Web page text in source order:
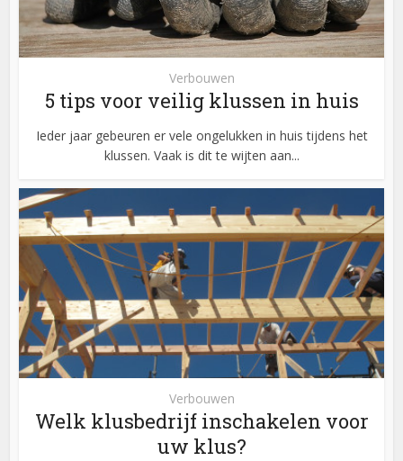
Verbouwen
5 tips voor veilig klussen in huis
Ieder jaar gebeuren er vele ongelukken in huis tijdens het
klussen. Vaak is dit te wijten aan...
Verbouwen
Welk klusbedrijf inschakelen voor
uw klus?